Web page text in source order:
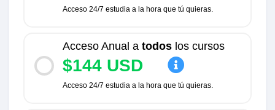
Acceso 24/7 estudia a la hora que tú quieras.
Acceso Anual a todoslos cursos
$144 USD
Acceso 24/7 estudia a la hora que tú quieras.